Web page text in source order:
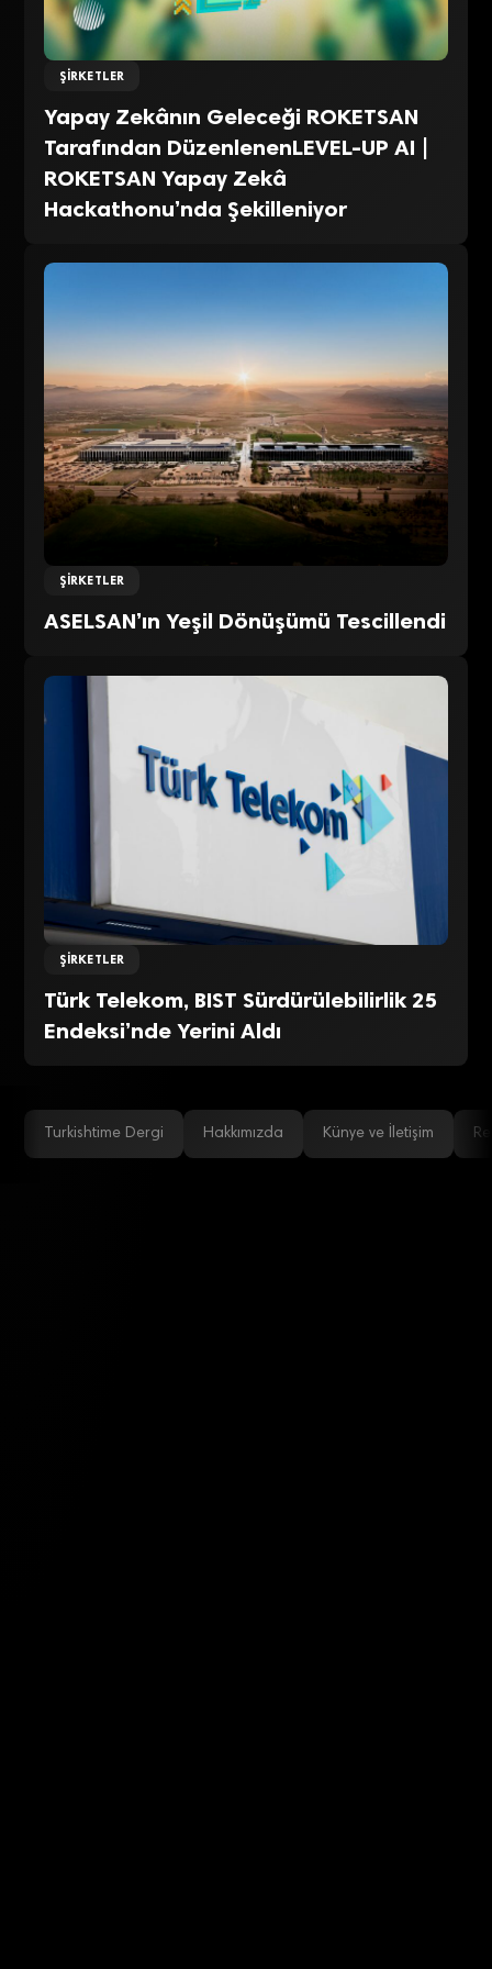
ŞIRKETLER
Yapay Zekânın Geleceği ROKETSAN
Tarafından DüzenlenenLEVEL-UP AI |
ROKETSAN Yapay Zekâ
Hackathonu’nda Şekilleniyor
ŞIRKETLER
ASELSAN’ın Yeşil Dönüşümü Tescillendi
ŞIRKETLER
Türk Telekom, BIST Sürdürülebilirlik 25
Endeksi’nde Yerini Aldı
Turkishtime Dergi Hakkımızda Künye ve İletişim